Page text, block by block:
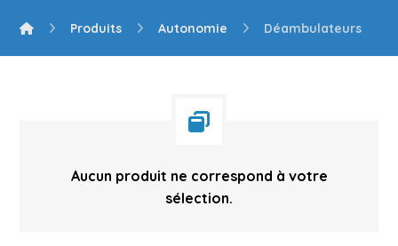
Produits Autonomie Déambulateurs
Aucun produit ne correspond à votre
sélection.